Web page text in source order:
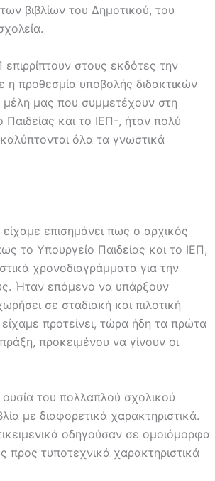
βιβλίων του Δημοτικού, του
στους εκδότες την
η προθεσμία υποβολής διδακτικών
μέλη μας που συμμετέχουν στη
και το ΙΕΠ-, ήταν πολύ
όλα τα γνωστικά
επισημάνει πως ο αρχικός
το Υπουργείο Παιδείας και το ΙΕΠ,
χρονοδιαγράμματα για την
Ήταν επόμενο να υπάρξουν
σε σταδιακή και πιλοτική
προτείνει, τώρα ήδη τα πρώτα
προκειμένου να γίνουν οι
του πολλαπλού σχολικού
με διαφορετικά χαρακτηριστικά.
οδηγούσαν σε ομοιόμορφα
τυποτεχνικά χαρακτηριστικά